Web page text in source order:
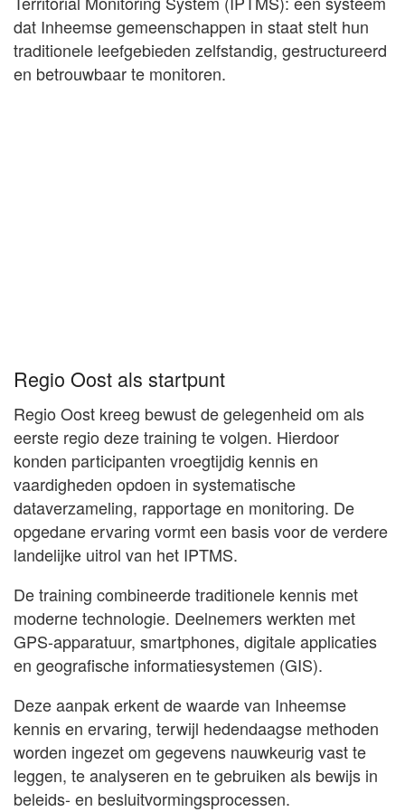
dat Inheemse gemeenschappen in staat stelt hun
traditionele leefgebieden zelfstandig, gestructureerd
en betrouwbaar te monitoren.
Regio Oost als startpunt
Regio Oost kreeg bewust de gelegenheid om als
eerste regio deze training te volgen. Hierdoor
konden participanten vroegtijdig kennis en
vaardigheden opdoen in systematische
dataverzameling, rapportage en monitoring. De
opgedane ervaring vormt een basis voor de verdere
landelijke uitrol van het IPTMS.
De training combineerde traditionele kennis met
moderne technologie. Deelnemers werkten met
GPS-apparatuur, smartphones, digitale applicaties
en geografische informatiesystemen (GIS).
Deze aanpak erkent de waarde van Inheemse
kennis en ervaring, terwijl hedendaagse methoden
worden ingezet om gegevens nauwkeurig vast te
leggen, te analyseren en te gebruiken als bewijs in
beleids- en besluitvormingsprocessen.